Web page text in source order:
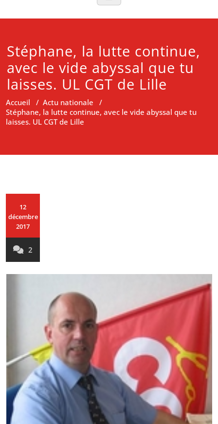
Stéphane, la lutte continue,
avec le vide abyssal que tu
laisses. UL CGT de Lille
Accueil / Actu nationale /
Stéphane, la lutte continue, avec le vide abyssal que tu
laisses. UL CGT de Lille
12
décembre
2017
2